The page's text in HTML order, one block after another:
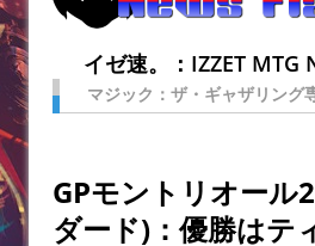
イゼ速。：IZZET MTG
マジック：ザ・ギャザリング
GPモントリオール
ダード)：優勝はテ